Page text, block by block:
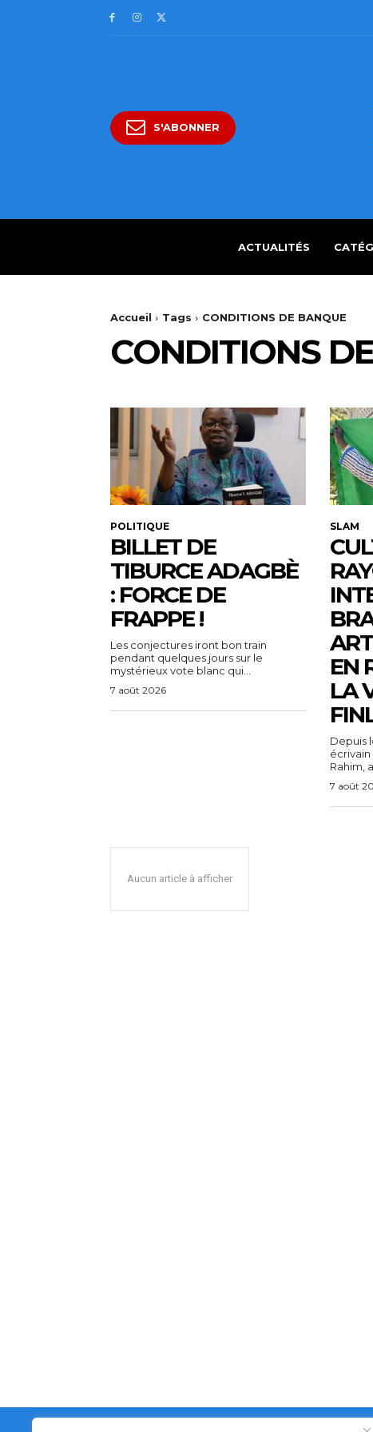
S'ABONNER
ACTUALITÉS
Accueil Tags CONDITIONS DE BANQUE
CONDITIONS
POLITIQUE
BILLET DE
TIBURCE ADAGBÈ
: FORCE DE
FRAPPE !
Les conjectures iront bon train
pendant quelques jours sur le
mystérieux vote blanc qui...
7 août 2026
SLAM
EN
LA
Depuis
Rahim,
7 août
Aucun article à afficher